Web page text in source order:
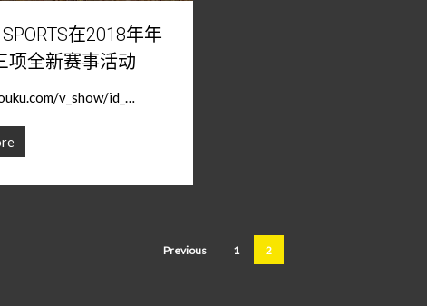
SPORTS在2018年年
项全新赛事活动
v_show/id_…
Previous 1 2